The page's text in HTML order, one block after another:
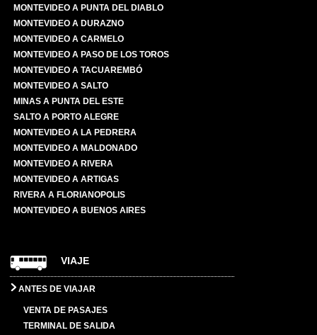
MONTEVIDEO A PUNTA DEL DIABLO
MONTEVIDEO A DURAZNO
MONTEVIDEO A CARMELO
MONTEVIDEO A PASO DE LOS TOROS
MONTEVIDEO A TACUAREMBÓ
MONTEVIDEO A SALTO
MINAS A PUNTA DEL ESTE
SALTO A PORTO ALEGRE
MONTEVIDEO A LA PEDRERA
MONTEVIDEO A MALDONADO
MONTEVIDEO A RIVERA
MONTEVIDEO A ARTIGAS
RIVERA A FLORIANOPOLIS
MONTEVIDEO A BUENOS AIRES
VIAJE
ANTES DE VIAJAR
VENTA DE PASAJES
TERMINAL DE SALIDA